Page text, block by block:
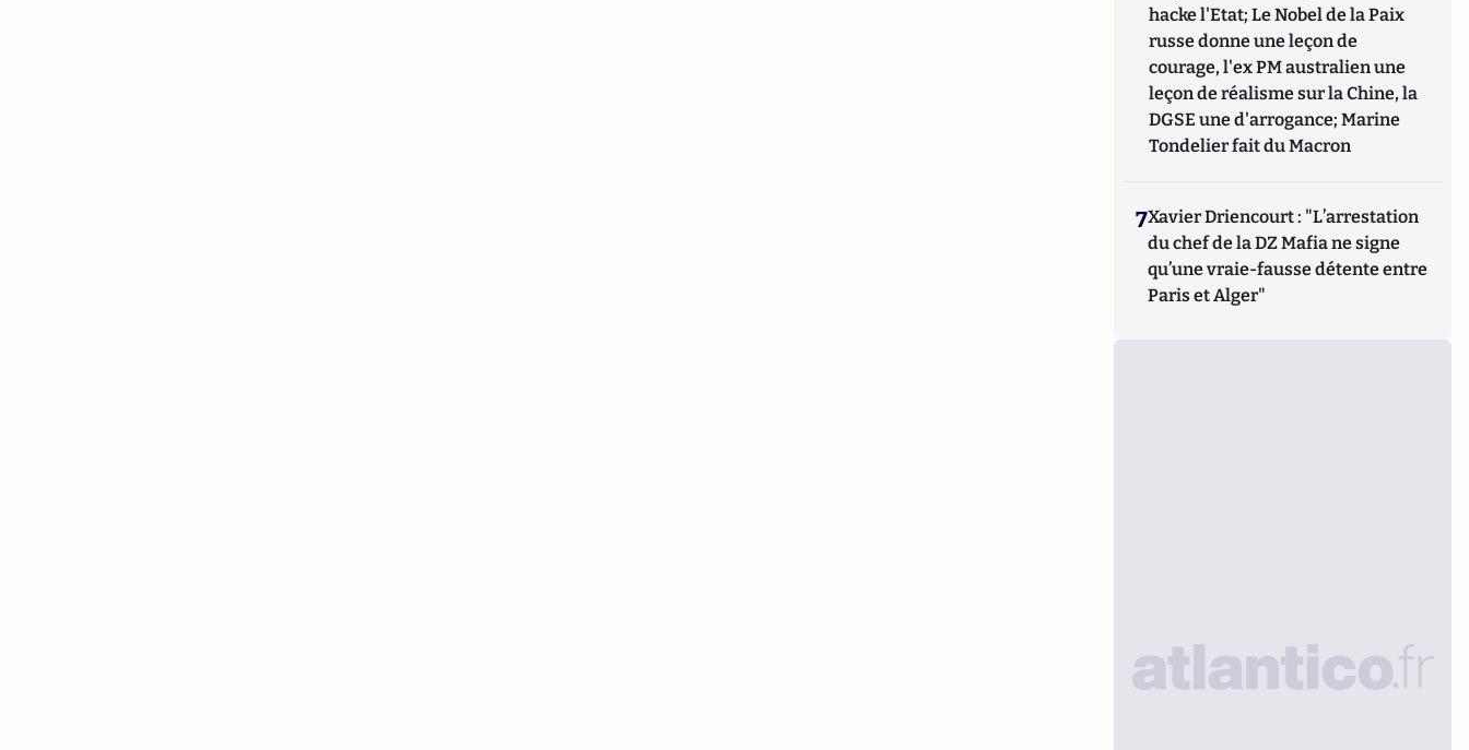
hacke l'Etat; Le Nobel de la Paix
russe donne une leçon de
courage, l'ex PM australien une
leçon de réalisme sur la Chine, la
DGSE une d'arrogance; Marine
Tondelier fait du Macron
7Xavier Driencourt : "L’arrestation
du chef de la DZ Mafia ne signe
qu’une vraie-fausse détente entre
Paris et Alger"